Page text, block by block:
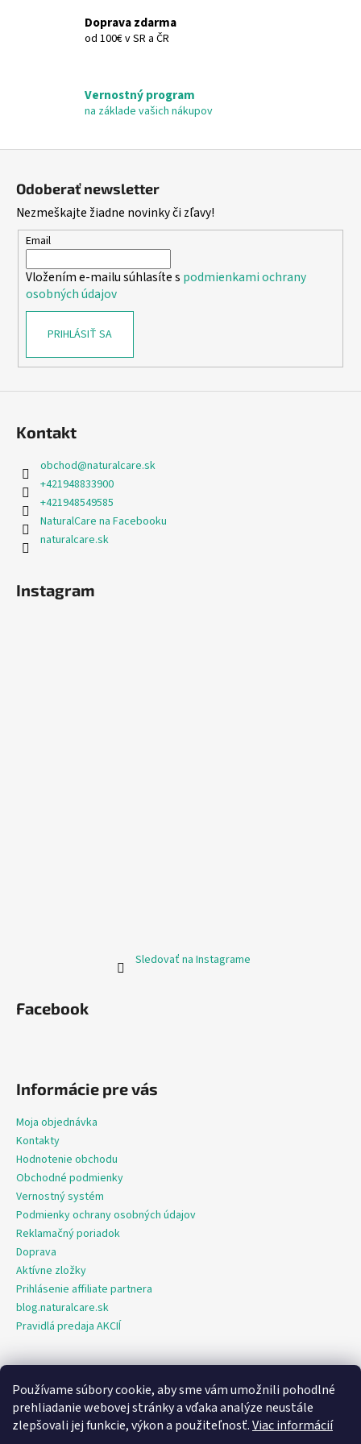
Používame súbory cookie, aby sme vám umožnili pohodlné
prehliadanie webovej stránky a vďaka analýze neustále
zlepšovali jej funkcie, výkon a použiteľnosť.Viac informácií
s
u
Doprava zdarma
od 100€ v SR a ČR
Vernostný program
na základe vašich nákupov
Odoberať newsletter
Nezmeškajte žiadne novinky či zľavy!
Email
Vložením e-mailu súhlasíte s podmienkami ochrany
osobných údajov
PRIHLÁSIŤ SA
Kontakt
obchod@naturalcare.sk
+421948833900
+421948549585
NaturalCare na Facebooku
naturalcare.sk
Instagram
Sledovať na Instagrame
Facebook
Informácie pre vás
Moja objednávka
Kontakty
Hodnotenie obchodu
Obchodné podmienky
Vernostný systém
Podmienky ochrany osobných údajov
Reklamačný poriadok
Doprava
Aktívne zložky
Prihlásenie affiliate partnera
blog.naturalcare.sk
Pravidlá predaja AKCIÍ
O marketing sa nám stará digitálna agentúra Consultee